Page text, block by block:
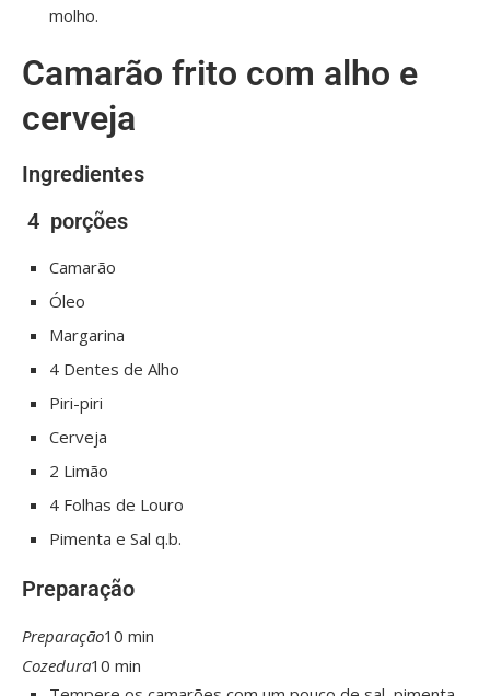
molho.
Camarão frito com alho e
cerveja
Ingredientes
4 porções
Camarão
Óleo
Margarina
4 Dentes de Alho
Piri-piri
Cerveja
2 Limão
4 Folhas de Louro
Pimenta e Sal q.b.
Preparação
Preparação10 min
Cozedura10 min